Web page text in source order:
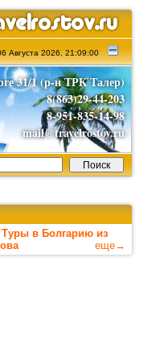
Августа 2026, 21:09:00
31/1 (р-н ТРК Талер)
8(863)29-44-203
8-951-835-14-98
mail@travelrostov.ru
Туры в Болгарию из
еще→